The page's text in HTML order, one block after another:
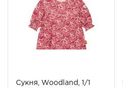
Сукня, Woodland, 1/1